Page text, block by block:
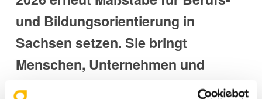
und Bildungsorientierung in
Sachsen setzen. Sie bringt
Menschen, Unternehmen und
Ideen zusammen und schafft